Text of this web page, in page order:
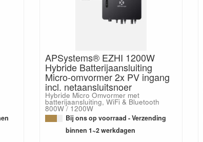
APSystems® EZHI 1200W
Hybride Batterijaansluiting
Micro-omvormer 2x PV ingang
incl. netaansluitsnoer
Hybride Micro Omvormer met
batterijaansluiting, WiFi & Bluetooth
800W / 1200W
Bij ons op voorraad - Verzending
binnen 1~2 werkdagen